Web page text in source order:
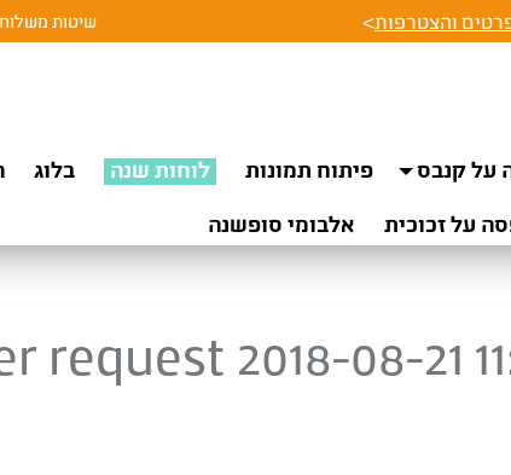
והצטרפות> שיטות משלוח
על קנבס פיתוח תמונות לוחות שנה בלוג
על זכוכית אלבומי סופשנה
request 2018-08-21